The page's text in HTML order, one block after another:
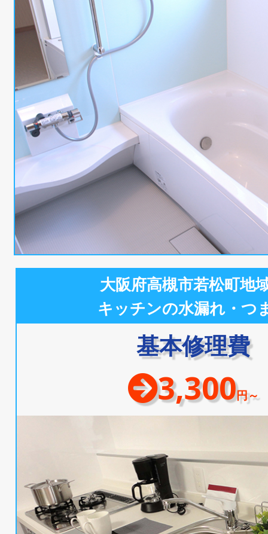
大阪府高槻市若松町地
キッチンの水漏れ・つ
基本修理費
3,300円～